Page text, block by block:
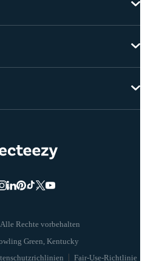
Rechte vorbehalten
Fair-Use-Richtlinie